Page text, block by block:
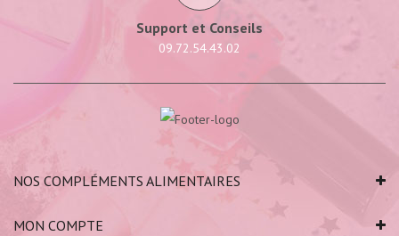
Support et Conseils
09.72.54.43.02
NOS COMPLÉMENTS ALIMENTAIRES
MON COMPTE